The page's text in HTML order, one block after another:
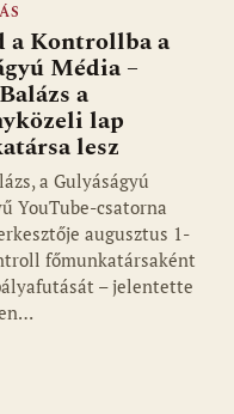
a Kontrollba a
Média –
a
lap
lesz
a Gulyáságyú
YouTube-csatorna
augusztus 1-
főmunkatársaként
– jelentette